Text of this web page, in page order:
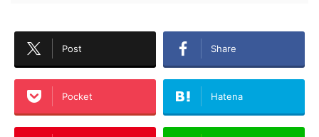
Post Share
Pocket Hatena